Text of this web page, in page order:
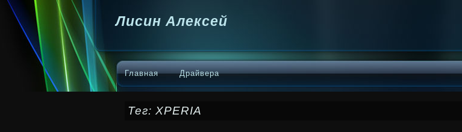
Лисин Алексей
Главная Драйвера
Тег: XPERIA